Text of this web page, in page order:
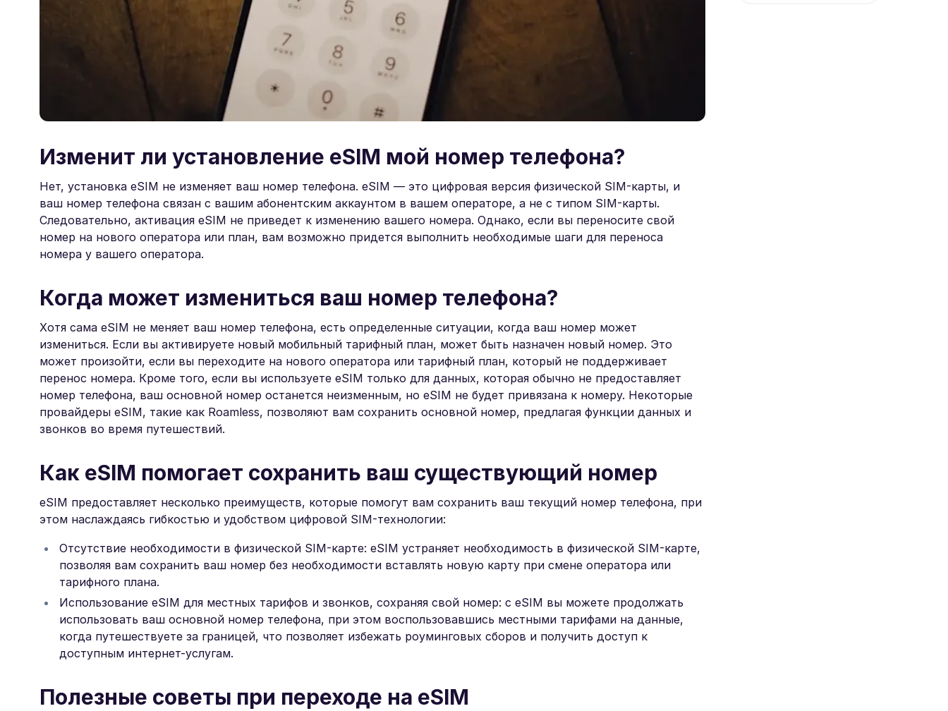
Изменит ли установление eSIM мой номер телефона?
Нет, установка eSIM не изменяет ваш номер телефона. eSIM — это цифровая версия физической SIM-карты, и
ваш номер телефона связан с вашим абонентским аккаунтом в вашем операторе, а не с типом SIM-карты.
Следовательно, активация eSIM не приведет к изменению вашего номера. Однако, если вы переносите свой
номер на нового оператора или план, вам возможно придется выполнить необходимые шаги для переноса
номера у вашего оператора.
Когда может измениться ваш номер телефона?
Хотя сама eSIM не меняет ваш номер телефона, есть определенные ситуации, когда ваш номер может
измениться. Если вы активируете новый мобильный тарифный план, может быть назначен новый номер. Это
может произойти, если вы переходите на нового оператора или тарифный план, который не поддерживает
перенос номера. Кроме того, если вы используете eSIM только для данных, которая обычно не предоставляет
номер телефона, ваш основной номер останется неизменным, но eSIM не будет привязана к номеру. Некоторые
провайдеры eSIM, такие как Roamless, позволяют вам сохранить основной номер, предлагая функции данных и
звонков во время путешествий.
​​Как eSIM помогает сохранить ваш существующий номер
eSIM предоставляет несколько преимуществ, которые помогут вам сохранить ваш текущий номер телефона, при
этом наслаждаясь гибкостью и удобством цифровой SIM-технологии:
Отсутствие необходимости в физической SIM-карте: eSIM устраняет необходимость в физической SIM-карте,
позволяя вам сохранить ваш номер без необходимости вставлять новую карту при смене оператора или
тарифного плана.
Использование eSIM для местных тарифов и звонков, сохраняя свой номер: с eSIM вы можете продолжать
использовать ваш основной номер телефона, при этом воспользовавшись местными тарифами на данные,
когда путешествуете за границей, что позволяет избежать роуминговых сборов и получить доступ к
доступным интернет-услугам.
Полезные советы при переходе на eSIM